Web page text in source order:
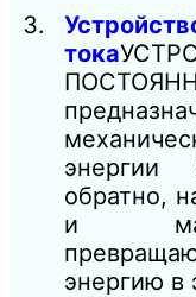
тока
энергии
обратно,
и
энергию в